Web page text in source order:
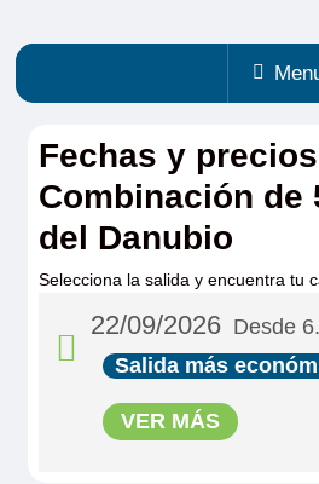
Fechas y
Combinación de
del Danubio
Selecciona la salida y encuentra tu
22/09/2026 Desde
Salida más
VER MÁS